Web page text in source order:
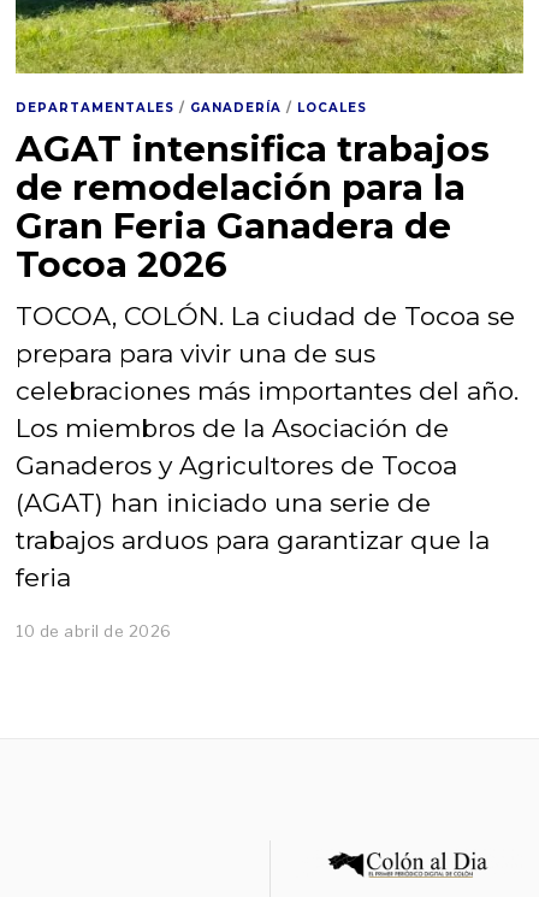
DEPARTAMENTALES / GANADERÍA / LOCALES
AGAT intensifica trabajos
de remodelación para la
Gran Feria Ganadera de
Tocoa 2026
TOCOA, COLÓN. La ciudad de Tocoa se
prepara para vivir una de sus
celebraciones más importantes del año.
Los miembros de la Asociación de
Ganaderos y Agricultores de Tocoa
(AGAT) han iniciado una serie de
trabajos arduos para garantizar que la
feria
10 de abril de 2026